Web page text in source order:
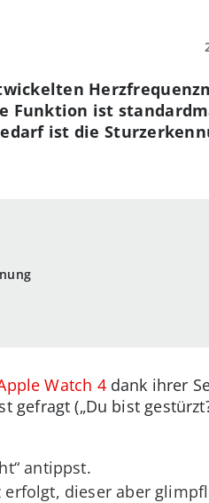
Funktion ist
ist die
Watch 4dank ihrer
(„Du bist
antippst.
erfolgt, dieser aber